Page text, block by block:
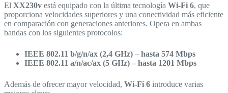
El XX230v está equipado con la última tecnología Wi-Fi 6, que
proporciona velocidades superiores y una conectividad más eficiente
en comparación con generaciones anteriores. Opera en ambas
bandas con los siguientes protocolos:
IEEE 802.11 b/g/n/ax (2,4 GHz) – hasta 574 Mbps
IEEE 802.11 a/n/ac/ax (5 GHz) – hasta 1201 Mbps
Además de ofrecer mayor velocidad, Wi-Fi 6 introduce varias